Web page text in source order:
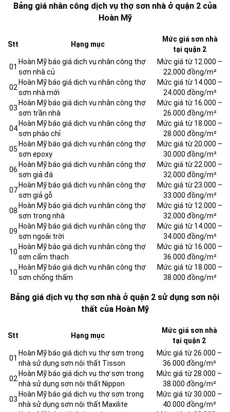
Bảng giá nhân công dịch vụ thợ sơn nhà ở quận 2 của
Hoàn Mỹ
Stt Hạng mục
Mức giá sơn nhà
tại quận 2
01
Hoàn Mỹ báo giá dịch vụ nhân công thợ
sơn nhà củ
Mức giá từ 12.000 –
22.000 đồng/m²
02
Hoàn Mỹ báo giá dịch vụ nhân công thợ
sơn nhà mới
Mức giá từ 14.000 –
24.000 đồng/m²
03
Hoàn Mỹ báo giá dịch vụ nhân công thợ
sơn trần nhà
Mức giá từ 16.000 –
26.000 đồng/m²
04
Hoàn Mỹ báo giá dịch vụ nhân công thợ
sơn phào chỉ
Mức giá từ 18.000 –
28.000 đồng/m²
05
Hoàn Mỹ báo giá dịch vụ nhân công thợ
sơn epoxy
Mức giá từ 20.000 –
30.000 đồng/m²
06
Hoàn Mỹ báo giá dịch vụ nhân công thợ
sơn giả đá
Mức giá từ 22.000 –
32.000 đồng/m²
07
Hoàn Mỹ báo giá dịch vụ nhân công thợ
sơn giả gỗ
Mức giá từ 23.000 –
33.000 đồng/m²
08
Hoàn Mỹ báo giá dịch vụ nhân công thợ
sơn trong nhà
Mức giá từ 12.000 –
32.000 đồng/m²
09
Hoàn Mỹ báo giá dịch vụ nhân công thợ
sơn ngoài trời
Mức giá từ 14.000 –
34.000 đồng/m²
10
Hoàn Mỹ báo giá dịch vụ nhân công thợ
sơn cẩm thạch
Mức giá từ 16.000 –
36.000 đồng/m²
10
Hoàn Mỹ báo giá dịch vụ nhân công thợ
sơn chống thấm
Mức giá từ 18.000 –
38.000 đồng/m²
Bảng giá dịch vụ thợ sơn nhà ở quận 2 sử dụng sơn nội
thất của Hoàn Mỹ
Stt Hạng mục
Mức giá sơn nhà
tại quận 2
01
Hoàn Mỹ báo giá dịch vụ thợ sơn trong
nhà sử dụng sơn nội thất Tisson
Mức giá từ 26.000 –
36.000 đồng/m²
02
Hoàn Mỹ báo giá dịch vụ thợ sơn trong
nhà sử dụng sơn nội thất Nippon
Mức giá từ 28.000 –
38.000 đồng/m²
03
Hoàn Mỹ báo giá dịch vụ thợ sơn trong
nhà sử dụng sơn nội thất Maxilite
Mức giá từ 30.000 –
40.000 đồng/m²